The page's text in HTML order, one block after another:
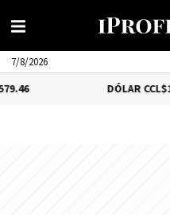
7/8/2026
$1,575.53